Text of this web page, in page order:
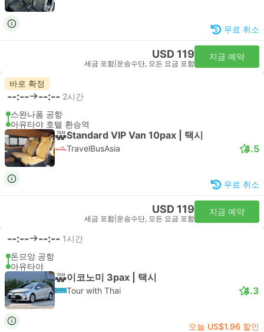
무료 취소
USD 119
세금 포함 운송수단, 모든 요금 포함
지금 예약
바로 확정
--:-- --:-- 2시간
스완나폼 공항
아유타야 호텔 환승역
Standard VIP Van 10pax | 택시
TravelBusAsia 4.5
무료 취소
USD 119
세금 포함 운송수단, 모든 요금 포함
지금 예약
--:-- --:-- 1시간
돈므앙 공항
아유타야
이코노미 3pax | 택시
Tour with Thai 4.3
오늘 US$1.96 할인